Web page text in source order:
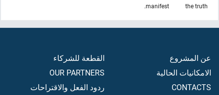
the truth
manifest.
عن المشروع
الامكانيات الحالية
CONTACTS
القطعة للشركاء
OUR PARTNERS
ردود الفعل والاقتراحات